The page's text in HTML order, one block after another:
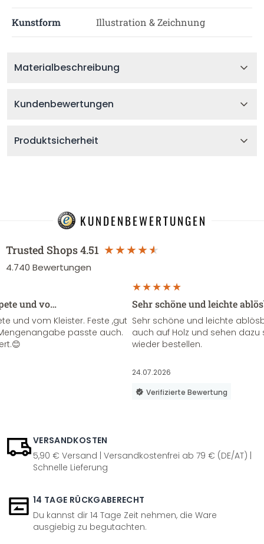
Kunstform Illustration & Zeichnung
Materialbeschreibung
Kundenbewertungen
Produktsicherheit
KUNDENBEWERTUNGEN
Trusted Shops4.51
4.740 Bewertungen
und vo…
und vom Kleister. Feste ,gut
passte auch.
Sehr schöne und leichte
Sehr schöne und leichte
auch auf Holz und sehen
wieder bestellen.
24.07.2026
Verifizierte Bewertung
VERSANDKOSTEN
5,90 € Versand | Versandkostenfrei ab 79 € (DE/AT) |
Schnelle Lieferung
14 TAGE RÜCKGABERECHT
Du kannst dir 14 Tage Zeit nehmen, die Ware
ausgiebig zu begutachten.